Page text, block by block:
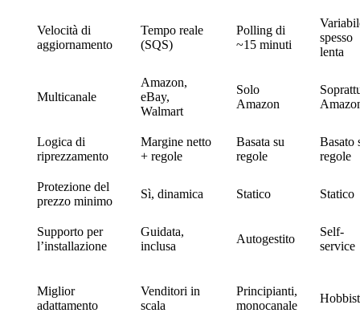
Velocità di
aggiornamento
Tempo reale
(SQS)
Polling di
~15 minuti
spesso
lenta
Multicanale
Amazon,
eBay,
Walmart
Solo
Amazon
Logica di
riprezzamento
Margine netto
+ regole
Basata su
regole
Basato
regole
Protezione del
prezzo minimo
Sì, dinamica Statico Statico
Supporto per
l’installazione
Guidata,
inclusa
Autogestito
Self-
service
Miglior
adattamento
Venditori in
scala
Principianti,
monocanale